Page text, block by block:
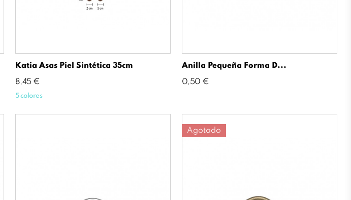
Katia Asas Piel Sintética 35cm
Precio
8,45 €
5 colores
Anilla Pequeña Forma D...
Precio
0,50 €
Agotado